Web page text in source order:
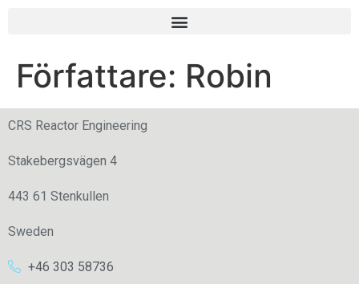
Författare: Robin
CRS Reactor Engineering
Stakebergsvägen 4
443 61 Stenkullen
Sweden
+46 303 58736